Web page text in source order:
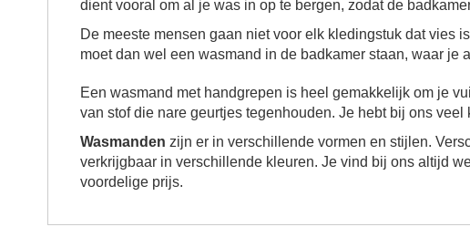
dient vooral om al je was in op te bergen, zodat de
De meeste mensen gaan niet voor elk kledingstuk dat vies
moet dan wel een wasmand in de badkamer staan, waar
Een wasmand met handgrepen is heel gemakkelijk om je
van stof die nare geurtjes tegenhouden. Je hebt bij ons veel
Wasmanden zijn er in verschillende vormen en stijlen.
verkrijgbaar in verschillende kleuren. Je vind bij ons altijd
voordelige prijs.